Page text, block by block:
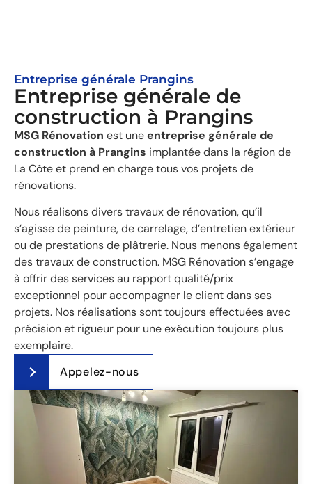
Entreprise générale Prangins
Entreprise générale de
construction à Prangins
MSG Rénovation est uneentreprise générale de
construction à Prangins implantée dans la région de
La Côte et prend en charge tous vos projets de
rénovations.
Nous réalisons divers travaux de rénovation, qu’il
s’agisse de peinture, de carrelage, d’entretien extérieur
ou de prestations de plâtrerie. Nous menons également
des travaux de construction. MSG Rénovation s’engage
à offrir des services au rapport qualité/prix
exceptionnel pour accompagner le client dans ses
projets. Nos réalisations sont toujours effectuées avec
précision et rigueur pour une exécution toujours plus
exemplaire.
Appelez-nous